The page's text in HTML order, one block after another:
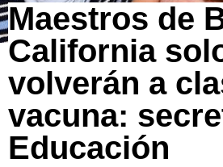
Maestros de
California
volverán a
vacuna:
Educación